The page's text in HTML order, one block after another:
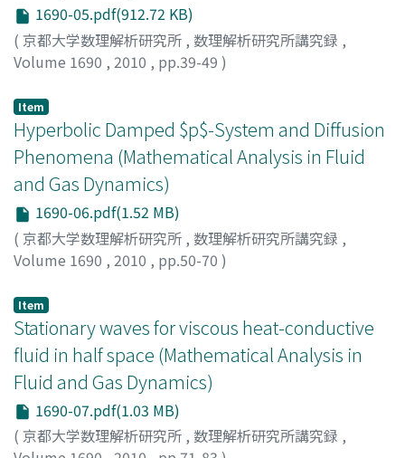
1690-05.pdf(912.72 KB)
( 京都大学数理解析研究所 , 数理解析研究所講究録 ,
Volume 1690 , 2010 , pp.39-49 )
Item
Hyperbolic Damped $p$-System and Diffusion
Phenomena (Mathematical Analysis in Fluid
and Gas Dynamics)
1690-06.pdf(1.52 MB)
( 京都大学数理解析研究所 , 数理解析研究所講究録 ,
Volume 1690 , 2010 , pp.50-70 )
Item
Stationary waves for viscous heat-conductive
fluid in half space (Mathematical Analysis in
Fluid and Gas Dynamics)
1690-07.pdf(1.03 MB)
( 京都大学数理解析研究所 , 数理解析研究所講究録 ,